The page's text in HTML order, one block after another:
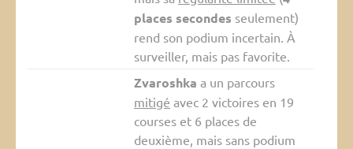
places secondes seulement)
rend son podium incertain. À
surveiller, mais pas favorite.
Zvaroshka a un parcours
mitigé avec 2 victoires en 19
courses et 6 places de
deuxième, mais sans podium